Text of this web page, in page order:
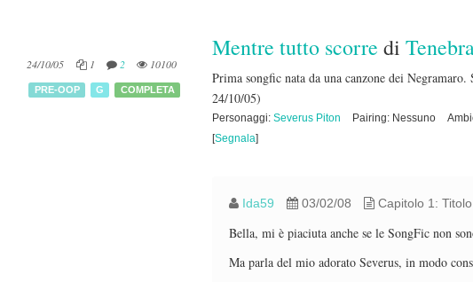
24/10/05 1 2 10100
PRE-OOP G COMPLETA
Mentre tutto scorre di
Prima songfic nata da una canzone dei
24/10/05)
Personaggi: Severus Piton Pairing: Nessuno
[Segnala]
Ida59 03/02/08 Capitolo 1:
Bella, mi è piaciuta anche se le SongFic non
Ma parla del mio adorato Severus, in modo